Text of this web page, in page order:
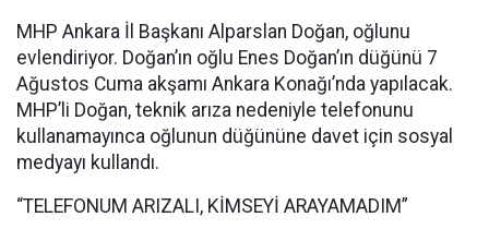
MHP Ankara İl Başkanı Alparslan Doğan, oğlunu
evlendiriyor. Doğan’ın oğlu Enes Doğan’ın düğünü 7
Ağustos Cuma akşamı Ankara Konağı’nda yapılacak.
MHP’li Doğan, teknik arıza nedeniyle telefonunu
kullanamayınca oğlunun düğününe davet için sosyal
medyayı kullandı.
“TELEFONUM ARIZALI, KİMSEYİ ARAYAMADIM”